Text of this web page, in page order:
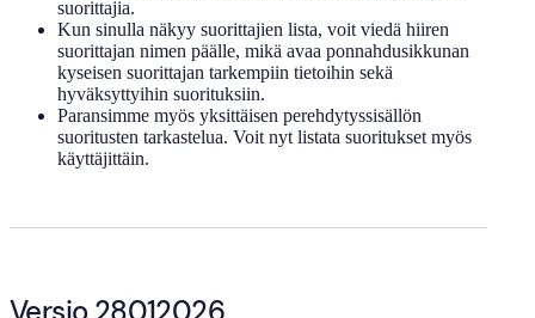
suorittajia.
Kun sinulla näkyy suorittajien lista, voit viedä hiiren
suorittajan nimen päälle, mikä avaa ponnahdusikkunan
kyseisen suorittajan tarkempiin tietoihin sekä
hyväksyttyihin suorituksiin.
Paransimme myös yksittäisen perehdytyssisällön
suoritusten tarkastelua. Voit nyt listata suoritukset myös
käyttäjittäin.